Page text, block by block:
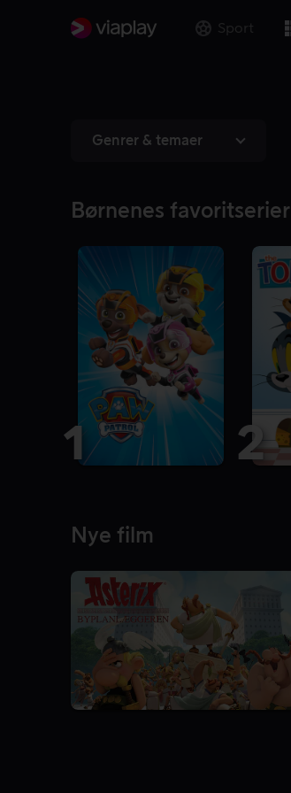
Sport
Genrer & temaer
Børnenes favoritserier
1 2
Nye film